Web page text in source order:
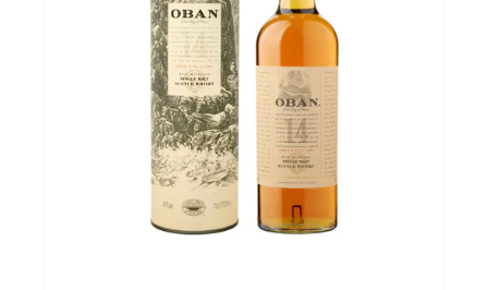
Inschrijving opendeurdagen
Geels Witteke De Maan's Jenever